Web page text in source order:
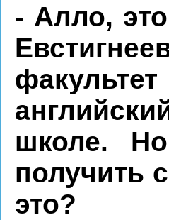
- Алло,
школе.
получить
это?